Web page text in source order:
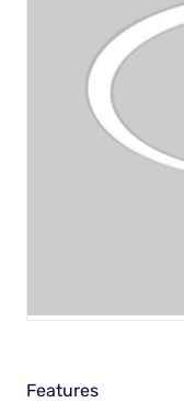
Features